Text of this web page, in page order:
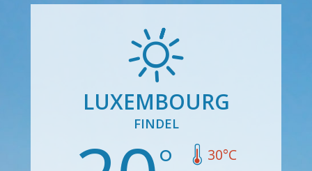
LUXEMBOURG
FINDEL
30°C